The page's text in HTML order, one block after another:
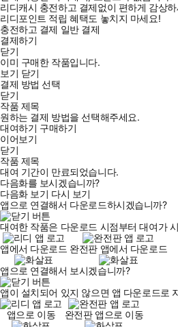
리디캐시 충전하고 결제없이 편하게 감상
리디포인트 적립 혜택도 놓치지 마세요!
충전하고 결제 일반 결제
결제하기
닫기
이미 구매한 작품입니다.
보기 닫기
결제 방법 선택
닫기
작품 제목
원하는 결제 방법을 선택해주세요.
대여하기 구매하기
이어보기
닫기
작품 제목
대여 기간이 만료되었습니다.
다음화를 보시겠습니까?
다음화 보기 다시 보기
앱으로 연결해서 다운로드하시겠습니까?
대여한 작품은 다운로드 시점부터 대여가
앱에서 다운로드 완전판 앱에서 다운로드
앱으로 연결해서 보시겠습니까?
앱이 설치되어 있지 않으면 앱 다운로드로
앱으로 이동
완전판 앱으로 이동